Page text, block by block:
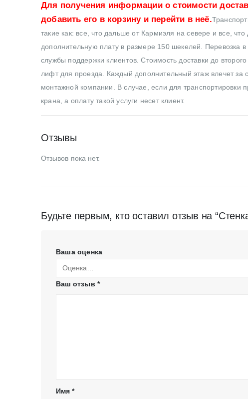
Для получения информации о стоимости
добавить его в корзину и перейти в неё.
такие как: все, что дальше от Кармиэля на севере и все,
дополнительную плату в размере 150 шекелей. Перевозка
службы поддержки клиентов. Стоимость доставки до
лифт для проезда. Каждый дополнительный этаж влечет за
монтажной компании. В случае, если для транспортировки
крана, а оплату такой услуги несет клиент.
Отзывы
Отзывов пока нет.
Будьте первым, кто оставил отзыв на
Ваша оценка
Ваш отзыв *
Имя*